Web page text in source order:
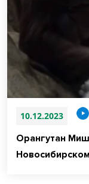
10.12.2023
Орангутан